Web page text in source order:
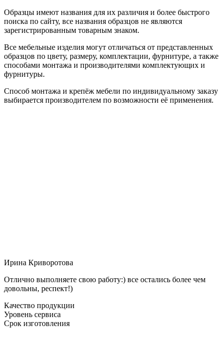
Образцы имеют названия для их различия и более быстрого
поиска по сайту, все названия образцов не являются
зарегистрированным товарным знаком.
Все мебельные изделия могут отличаться от представленных
образцов по цвету, размеру, комплектации, фурнитуре, а также
способами монтажа и производителями комплектующих и
фурнитуры.
Способ монтажа и крепёж мебели по индивидуальному заказу
выбирается производителем по возможности её применения.
Ирина Криворотова
Отлично выполняете свою работу:) все остались более чем
довольны, респект!)
Качество продукции
Уровень сервиса
Срок изготовления